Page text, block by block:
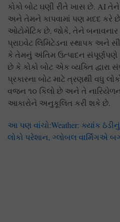
કોકો બોટ ઘણી રીતે ખાસ છે. AI
અને તેમને કાપવામાં પણ મદદ કરે છે.
ઓટોમેટિક છે. જોકે, તેને
પ્રાઇવેટ લિમિટેડના સ્થાપક
કે તેમનું અંતિમ ઉત્પાદન
છે કે કોકો બોટ એક વ્યક્તિ
પ્રકારના બોટ માટે ત્રણથી વધુ
વજન ૧૦ કિલો છે અને તે
આકારોને અનુકૂલિત કરી શકે છે.
આ પણ વાંચો:Weather: ક્યાંક
લોકો પરેશાન, ગ્લોબલ વાર્મિંગએ